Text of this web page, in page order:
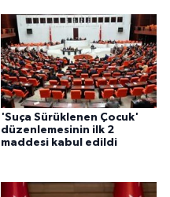
'Suça Sürüklenen Çocuk'
düzenlemesinin ilk 2
maddesi kabul edildi